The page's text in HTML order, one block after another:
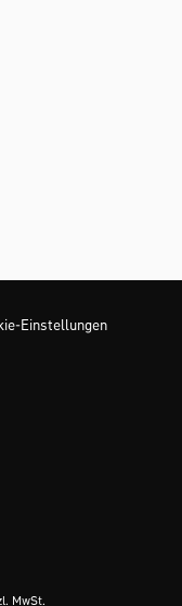
Einstellungen
MwSt.